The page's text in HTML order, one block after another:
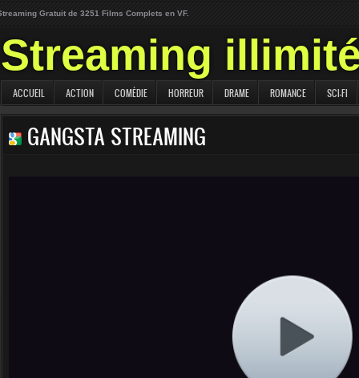
Gratuit de 3251 Films Complets en VF.
Streaming
ACCUEIL ACTION COMÉDIE HORREUR DRAME ROMANCE SCI-FI
GANGSTA STREAMING